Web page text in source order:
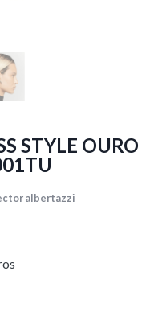
STYLE OURO
albertazzi